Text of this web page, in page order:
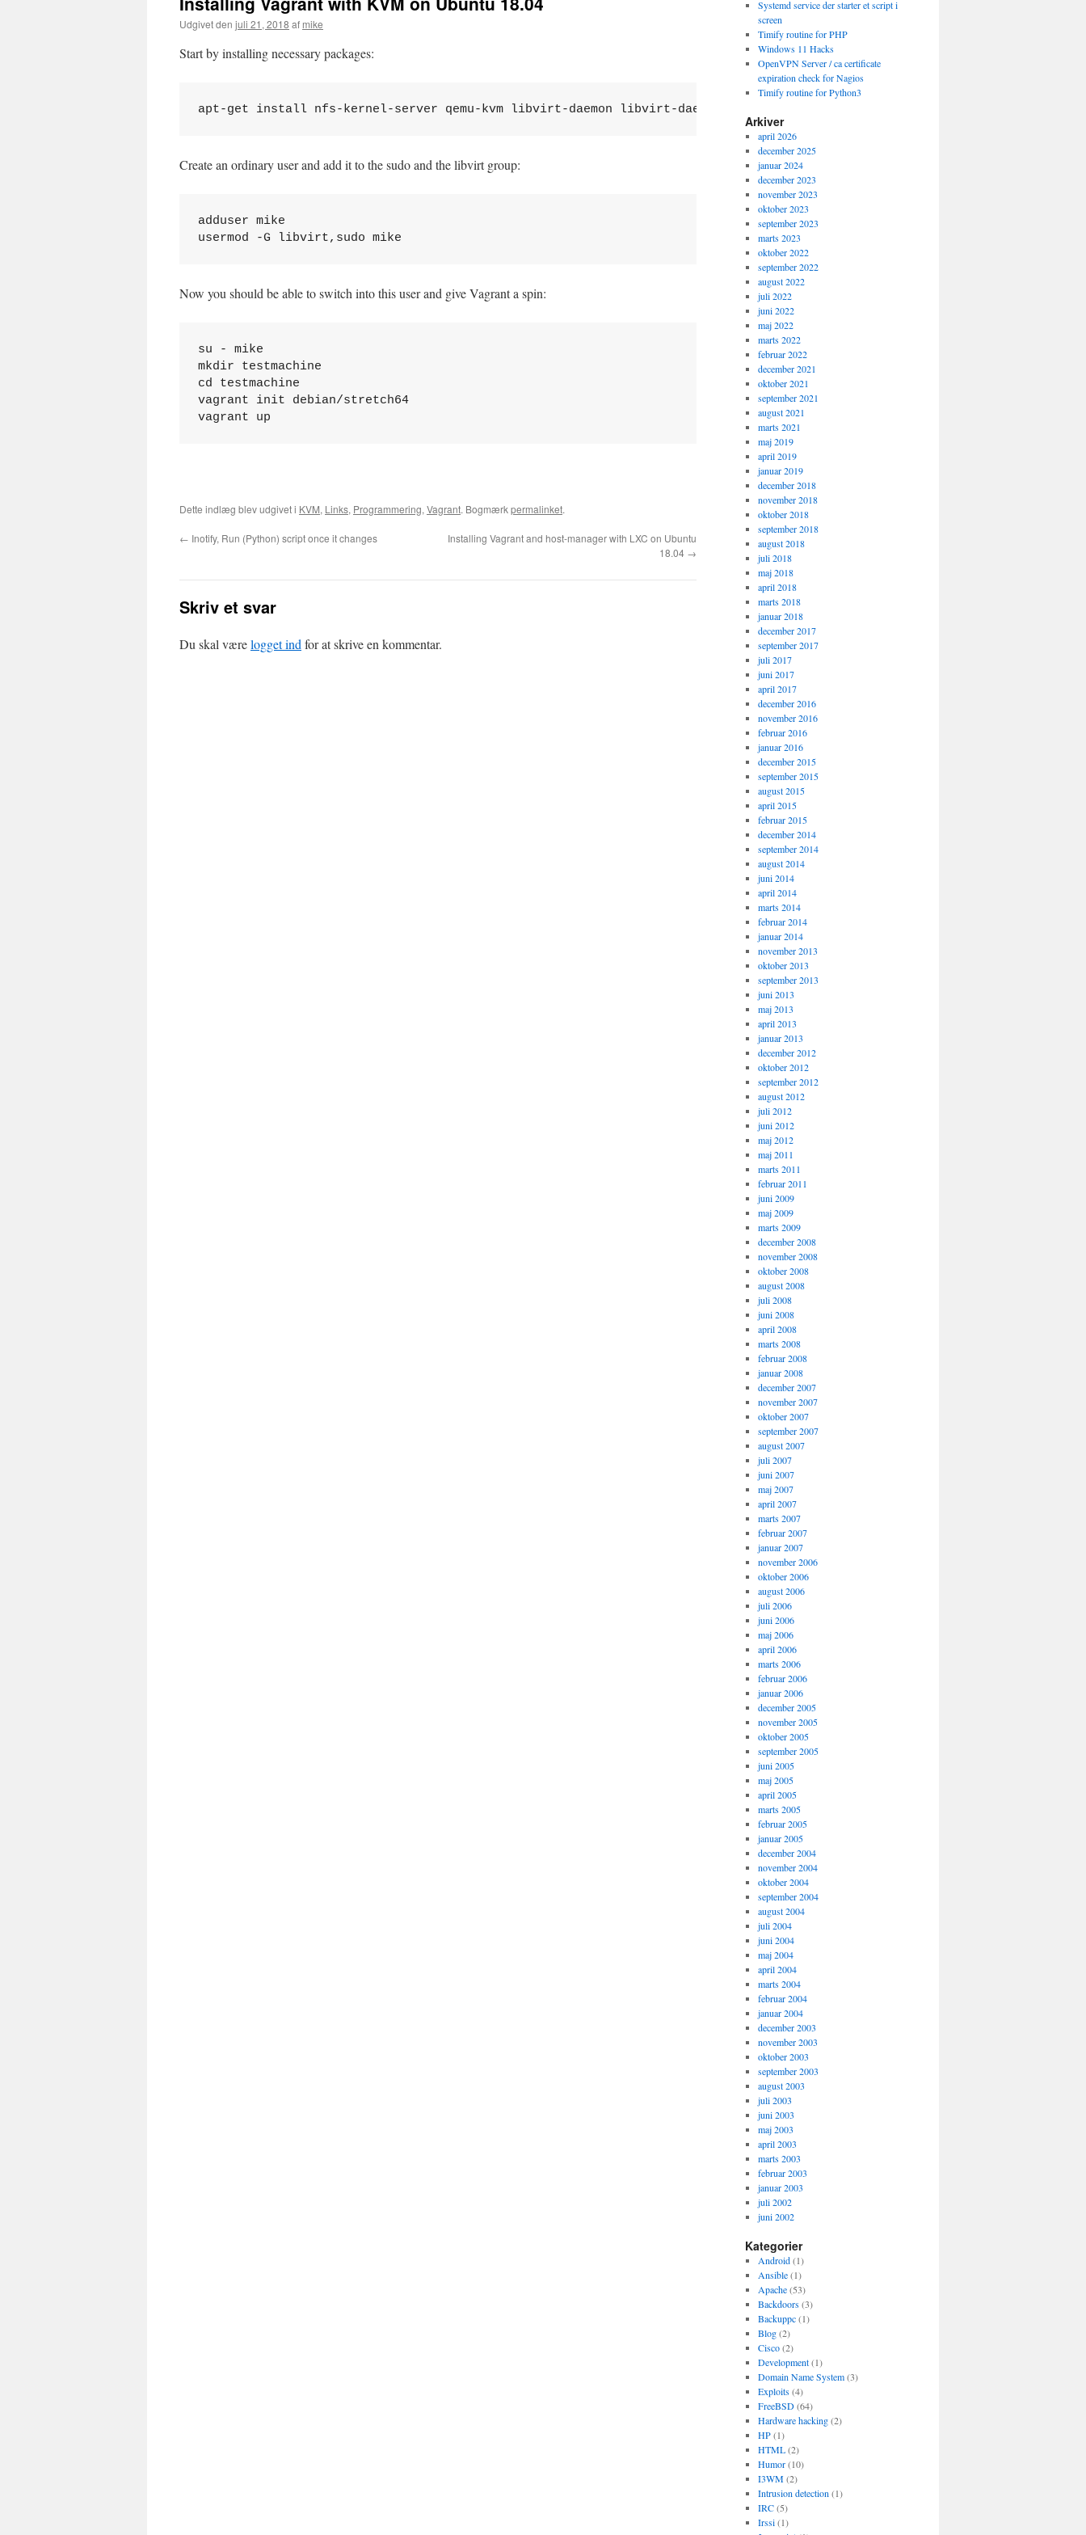
Udgivet den juli 21, 2018 af mike
Start by installing necessary packages:
Create an ordinary user and add it to the sudo and the libvirt group:
adduser mike
Now you should be able to switch into this user and give Vagrant a spin:
su - mike
mkdir testmachine
cd testmachine
vagrant init debian/stretch64
Dette indlæg blev udgivet i KVM, Links, Programmering, Vagrant. Bogmærkpermalinket.
← Inotify, Run (Python) script once it changes
Installing Vagrant and host-manager with LXC on Ubuntu
18.04 →
Skriv et svar
Du skal værelogget ind for at skrive en kommentar.
Systemd service der starter et script i
screen
Timify routine for PHP
Windows 11 Hacks
OpenVPN Server / ca certificate
expiration check for Nagios
Timify routine for Python3
Arkiver
april 2026
december 2025
januar 2024
december 2023
november 2023
oktober 2023
september 2023
marts 2023
oktober 2022
september 2022
august 2022
juli 2022
juni 2022
maj 2022
marts 2022
februar 2022
december 2021
oktober 2021
september 2021
august 2021
marts 2021
maj 2019
april 2019
januar 2019
december 2018
november 2018
oktober 2018
september 2018
august 2018
juli 2018
maj 2018
april 2018
marts 2018
januar 2018
december 2017
september 2017
juli 2017
juni 2017
april 2017
december 2016
november 2016
februar 2016
januar 2016
december 2015
september 2015
august 2015
april 2015
februar 2015
december 2014
september 2014
august 2014
juni 2014
april 2014
marts 2014
februar 2014
januar 2014
november 2013
oktober 2013
september 2013
juni 2013
maj 2013
april 2013
januar 2013
december 2012
oktober 2012
september 2012
august 2012
juli 2012
juni 2012
maj 2012
maj 2011
marts 2011
februar 2011
juni 2009
maj 2009
marts 2009
december 2008
november 2008
oktober 2008
august 2008
juli 2008
juni 2008
april 2008
marts 2008
februar 2008
januar 2008
december 2007
november 2007
oktober 2007
september 2007
august 2007
juli 2007
juni 2007
maj 2007
april 2007
marts 2007
februar 2007
januar 2007
november 2006
oktober 2006
august 2006
juli 2006
juni 2006
maj 2006
april 2006
marts 2006
februar 2006
januar 2006
december 2005
november 2005
oktober 2005
september 2005
juni 2005
maj 2005
april 2005
marts 2005
februar 2005
januar 2005
december 2004
november 2004
oktober 2004
september 2004
august 2004
juli 2004
juni 2004
maj 2004
april 2004
marts 2004
februar 2004
januar 2004
december 2003
november 2003
oktober 2003
september 2003
august 2003
juli 2003
juni 2003
maj 2003
april 2003
marts 2003
februar 2003
januar 2003
juli 2002
juni 2002
Kategorier
Android(1)
Ansible(1)
Apache(53)
Backdoors(3)
Backuppc(1)
Blog(2)
Cisco(2)
Development(1)
Domain Name System(3)
Exploits(4)
FreeBSD(64)
Hardware hacking(2)
HP(1)
HTML(2)
Humor(10)
I3WM(2)
Intrusion detection (1)
IRC(5)
Irssi(1)